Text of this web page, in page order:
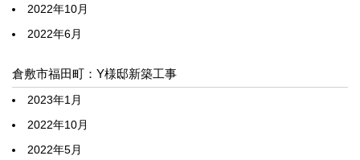
2022年10月
2022年6月
倉敷市福田町：Y様邸新築工事
2023年1月
2022年10月
2022年5月